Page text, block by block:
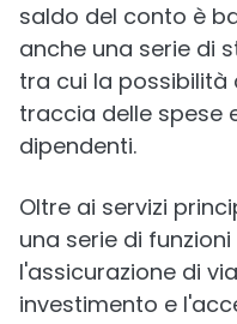
saldo del conto è
anche una serie di
tra cui la possibilità
traccia delle spese
dipendenti.
Oltre ai servizi
una serie di
l'assicurazione di
investimento e